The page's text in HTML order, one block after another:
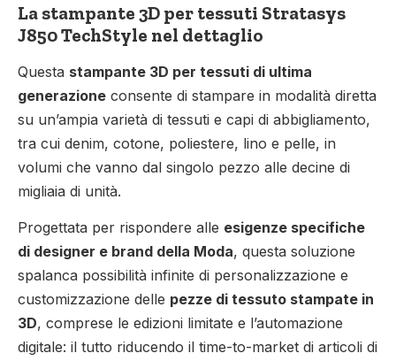
La stampante 3D per tessuti Stratasys
J850 TechStyle nel dettaglio
Questa stampante 3D per tessuti di ultima
generazione consente di stampare in modalità diretta
su un’ampia varietà di tessuti e capi di abbigliamento,
tra cui denim, cotone, poliestere, lino e pelle, in
volumi che vanno dal singolo pezzo alle decine di
migliaia di unità.
Progettata per rispondere alle esigenze specifiche
di designer e brand della Moda, questa soluzione
spalanca possibilità infinite di personalizzazione e
customizzazione delle pezze di tessuto stampate in
3D, comprese le edizioni limitate e l’automazione
digitale: il tutto riducendo il time-to-market di articoli di